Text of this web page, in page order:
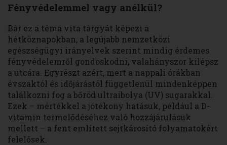
Fényvédelemmel vagy anélkül?
Bár ez a téma vita tárgyát képezi a
hétköznapokban, a legújabb nemzetközi
egészségügyi irányelvek szerint mindig érdemes
fényvédelemről gondoskodni, valahányszor kilépsz
a utcára. Egyrészt azért, mert a nappali órákban
évszaktól és időjárástól függetlenül mindenképpen
találkozni fog a bőröd ultraibolya (UV) sugarakkal.
Ezek – mértékkel a jótékony hatásuk, például a D-
vitamin termelődéséhez való hozzájárulásuk
mellett – a fent említett sejtkárosító folyamatokért
felelősek.